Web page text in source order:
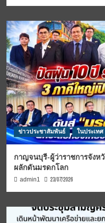
ข่าวประชาสัมพันธ์ ในประเทศ
กาญจนบุรี-ผู้ว่าราชการจัง
ผลักดันมรดกโลก
admin1 23/07/2026